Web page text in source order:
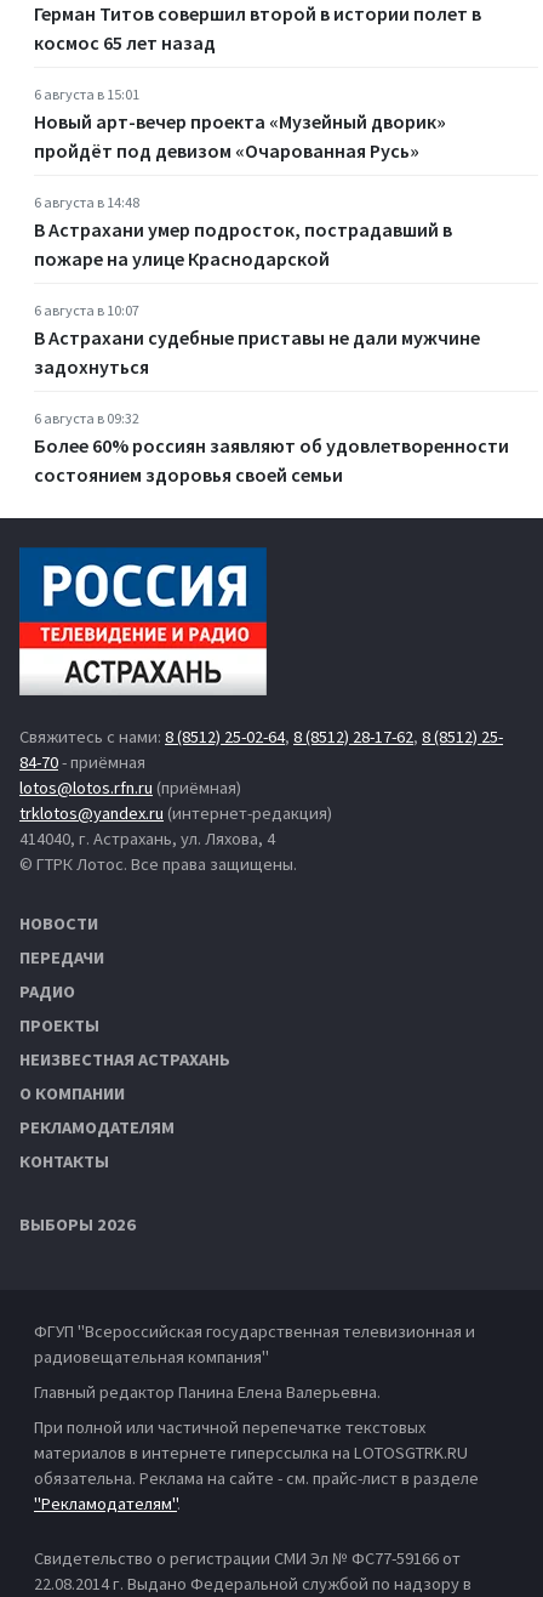
Герман Титов совершил второй в истории полет в
космос 65 лет назад
6 августа в 15:01
Новый арт-вечер проекта «Музейный дворик»
пройдёт под девизом «Очарованная Русь»
6 августа в 14:48
В Астрахани умер подросток, пострадавший в
пожаре на улице Краснодарской
6 августа в 10:07
В Астрахани судебные приставы не дали мужчине
задохнуться
6 августа в 09:32
Более 60% россиян заявляют об удовлетворенности
состоянием здоровья своей семьи
Свяжитесь с нами: 8 (8512) 25-02-64, 8 (8512) 28-17-62, 8 (8512) 25-
84-70- приёмная
lotos@lotos.rfn.ru (приёмная)
trklotos@yandex.ru (интернет-редакция)
414040, г. Астрахань, ул. Ляхова, 4
© ГТРК Лотос. Все права защищены.
НОВОСТИ
ПЕРЕДАЧИ
РАДИО
ПРОЕКТЫ
НЕИЗВЕСТНАЯ АСТРАХАНЬ
О КОМПАНИИ
РЕКЛАМОДАТЕЛЯМ
КОНТАКТЫ
ВЫБОРЫ 2026
ФГУП "Всероссийская государственная телевизионная и
радиовещательная компания"
Главный редактор Панина Елена Валерьевна.
При полной или частичной перепечатке текстовых
материалов в интернете гиперссылка на LOTOSGTRK.RU
обязательна. Реклама на сайте - см. прайс-лист в разделе
"Рекламодателям".
Свидетельство о регистрации СМИ Эл № ФС77-59166 от
22.08.2014 г. Выдано Федеральной службой по надзору в